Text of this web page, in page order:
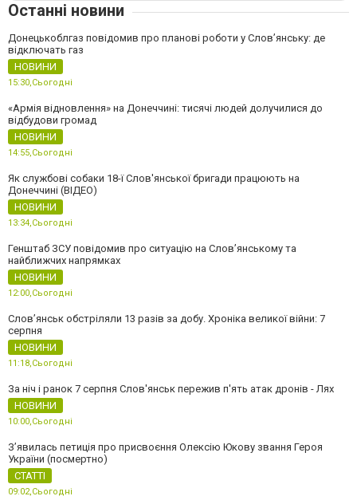
Останні новини
Донецькоблгаз повідомив про планові роботи у Слов’янську: де
відключать газ
НОВИНИ
15:30,Сьогодні
«Армія відновлення» на Донеччині: тисячі людей долучилися до
відбудови громад
НОВИНИ
14:55,Сьогодні
Як службові собаки 18-ї Слов'янської бригади працюють на
Донеччині (ВІДЕО)
НОВИНИ
13:34,Сьогодні
Генштаб ЗСУ повідомив про ситуацію на Слов’янському та
найближчих напрямках
НОВИНИ
12:00,Сьогодні
Слов’янськ обстріляли 13 разів за добу. Хроніка великої війни: 7
серпня
НОВИНИ
11:18,Сьогодні
За ніч і ранок 7 серпня Слов'янськ пережив п'ять атак дронів - Лях
НОВИНИ
10:00,Сьогодні
З’явилась петиція про присвоєння Олексію Юкову звання Героя
України (посмертно)
СТАТТІ
09:02,Сьогодні